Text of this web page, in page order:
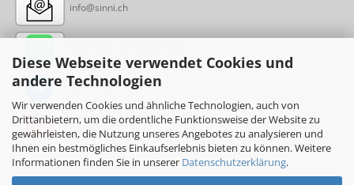
Diese Webseite verwendet Cookies und
andere Technologien
Wir verwenden Cookies und ähnliche Technologien, auch von
Drittanbietern, um die ordentliche Funktionsweise der Website zu
gewährleisten, die Nutzung unseres Angebotes zu analysieren und
Ihnen ein bestmögliches Einkaufserlebnis bieten zu können. Weitere
Informationen finden Sie in unserer Datenschutzerklärung.
info@sinni.ch
Messenger: sinni.ch
Instagram: sinni_ch